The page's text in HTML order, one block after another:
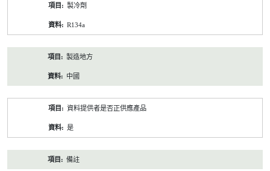
製冷劑
R134a
製造地方
中國
資料提供者是否正供應產品
是
備註